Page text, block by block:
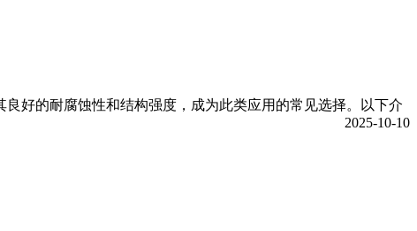
好的耐腐蚀性和结构强度，成为此类应用的常见选择。以下介
2025-10-10